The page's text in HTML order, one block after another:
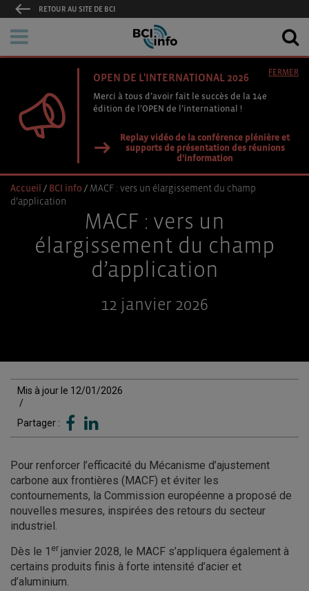
RETOUR AU SITE DE BCI
OPEN DE L'INTERNATIONAL 2026
Merci à tous d’avoir fait le succès de la 14e
édition de l’OPEN de l’international !
Replay vidéo de la conférence plénière et
supports de présentation des réunions
d'information
FERMER
Accueil / BCI info / MACF : vers un élargissement du champ
d’application
MACF : vers un
élargissement du champ
d’application
12 janvier 2026
Mis à jour le 12/01/2026
/
Partager :
Pour renforcer l’efficacité du Mécanisme d’ajustement
carbone aux frontières (MACF) et éviter les
contournements, la Commission européenne a proposé de
nouvelles mesures, inspirées des retours du secteur
industriel.
Dès le 1 er janvier 2028, le MACF s’appliquera également à
certains produits finis à forte intensité d’acier et
d’aluminium.